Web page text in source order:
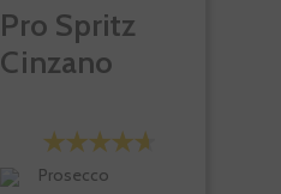
Pro Spritz
Cinzano
Prosecco